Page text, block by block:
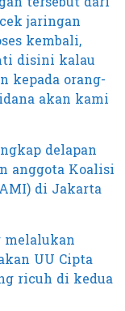
jaringan
kembali,
disini kalau
kepada orang-
akan kami
delapan
anggota Koalisi
di Jakarta
melalukan
UU Cipta
ricuh di kedua